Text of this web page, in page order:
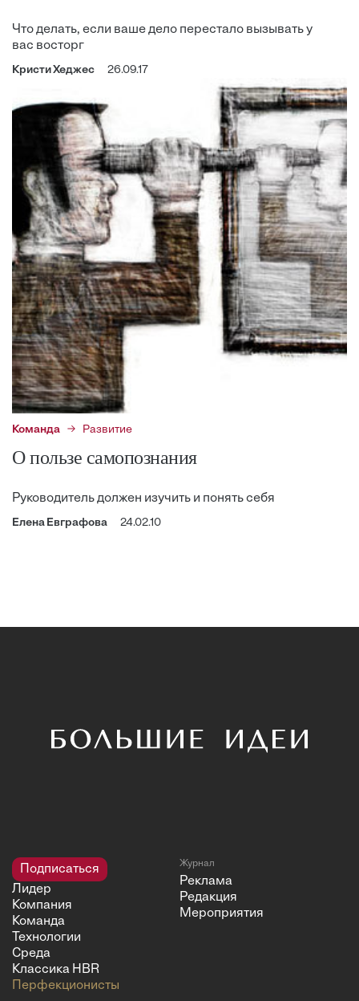
Что делать, если ваше дело перестало вызывать у
вас восторг
Кристи Хеджес 26.09.17
Команда Развитие
О пользе самопознания
Руководитель должен изучить и понять себя
Елена Евграфова 24.02.10
Подписаться
Лидер
Компания
Команда
Технологии
Среда
Классика HBR
Перфекционисты
Журнал
Реклама
Редакция
Мероприятия